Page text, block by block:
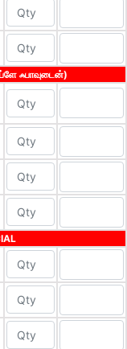
ஃபாவுடைன்)